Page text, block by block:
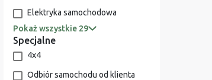
Elektryka samochodowa
Pokaż wszystkie 29
Specjalne
4x4
Odbiór samochodu od klienta